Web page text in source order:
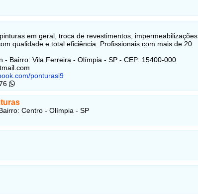
em geral, troca de revestimentos, impermeabilizações.
qualidade e total eficiência. Profissionais com mais de 20
- Bairro: Vila Ferreira - Olímpia - SP - CEP: 15400-000
ponturasi9
Centro - Olímpia - SP